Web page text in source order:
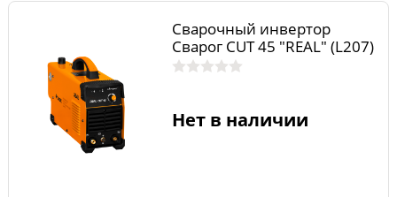
Сварочный инвертор
Сварог CUT 45 "REAL" (L207)
Нет в наличии